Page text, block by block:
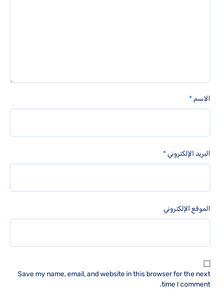
الاسم *
البريد الإلكتروني*
الموقع الإلكتروني
Save my name, email, and website in this browser for the next
time I comment.